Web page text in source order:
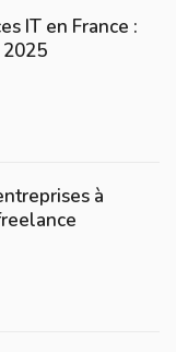
IT en France :
2025
à